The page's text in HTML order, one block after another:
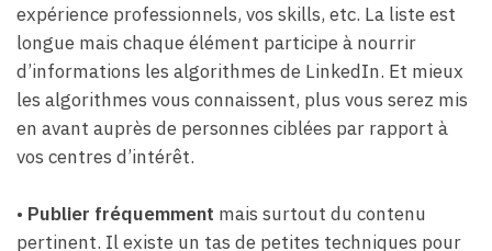
expérience professionnels, vos skills, etc. La liste est
longue mais chaque élément participe à nourrir
d’informations les algorithmes de LinkedIn. Et mieux
les algorithmes vous connaissent, plus vous serez mis
en avant auprès de personnes ciblées par rapport à
vos centres d’intérêt.
• Publier fréquemment mais surtout du contenu
pertinent. Il existe un tas de petites techniques pour